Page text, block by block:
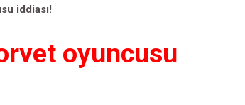
iddiası!
oyuncusu